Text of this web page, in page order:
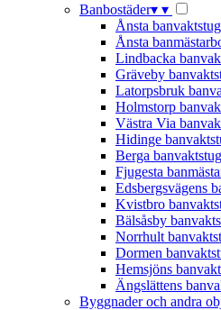
Banbostäder▾ ▾
Ånsta
Ånsta
Lindbacka
Gräveby
Latorpsbruk
Holmstorp
Västra Via
Hidinge
Berga
Fjugesta
Edsbergsvägens
Kvistbro
Bälsåsby
Norrhult
Dormen
Hemsjöns
Ängslättens
Byggnader och andra